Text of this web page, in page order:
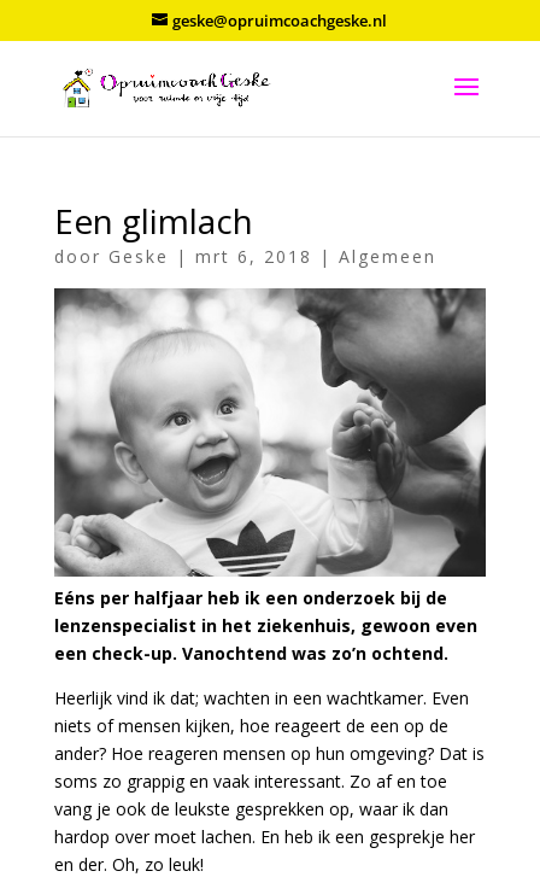
geske@opruimcoachgeske.nl
Een glimlach
door Geske | mrt 6, 2018 | Algemeen
Eéns per halfjaar heb ik een onderzoek bij de
lenzenspecialist in het ziekenhuis, gewoon even
een check-up. Vanochtend was zo’n ochtend.
Heerlijk vind ik dat; wachten in een wachtkamer. Even
niets of mensen kijken, hoe reageert de een op de
ander? Hoe reageren mensen op hun omgeving? Dat is
soms zo grappig en vaak interessant. Zo af en toe
vang je ook de leukste gesprekken op, waar ik dan
hardop over moet lachen. En heb ik een gesprekje her
en der. Oh, zo leuk!